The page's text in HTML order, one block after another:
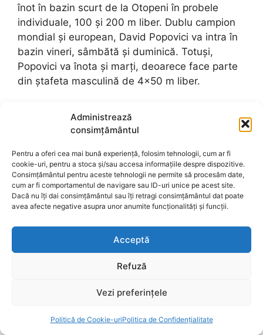
Administrează
consimțământul
Pentru a oferi cea mai bună experiență, folosim tehnologii, cum ar fi
cookie-uri, pentru a stoca și/sau accesa informațiile despre dispozitive.
Consimțământul pentru aceste tehnologii ne permite să procesăm date,
cum ar fi comportamentul de navigare sau ID-uri unice pe acest site.
Dacă nu îți dai consimțământul sau îți retragi consimțământul dat poate
avea afecte negative asupra unor anumite funcționalități și funcții.
Acceptă
Refuză
Vezi preferințele
Politică de Cookie-uriPolitica de Confidențialitate
înot în bazin scurt de la Otopeni în probele
individuale, 100 și 200 m liber. Dublu campion
mondial și european, David Popovici va intra în
bazin vineri, sâmbătă și duminică. Totuși,
Popovici va înota și marți, deoarece face parte
din ștafeta masculină de 4×50 m liber.
„E un concurs foarte important pentru mine,
îmi place mai mult să înot într-un bazin lung,
în pregătirea pentru Jocurile Olimpice, pentru
că e o ocazie să ne perfecționăm întoarcerile,
starturile, pentru că totul se întâmplă atât de
repede.
CITEȘTE CONTINUAREA
https://www.fanatik.ro/